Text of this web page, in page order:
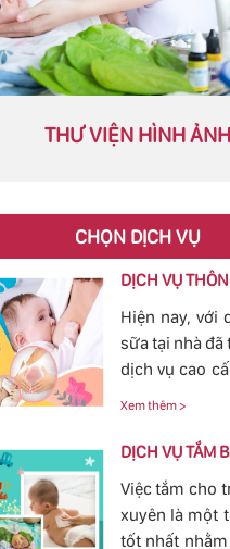
THƯ VIỆN HÌNH ẢNH
CHỌN DỊCH VỤ
DỊCH VỤ
Hiện nay, với
sữa tại nhà
dịch vụ cao
phổ biến. Với
chóng thông
các cơn
Xem thêm >
DỊCH VỤ TẮM
Việc tắm cho
xuyên là một
tốt nhất nhằm